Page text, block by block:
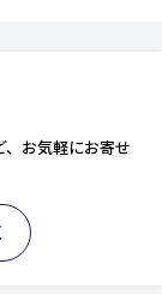
お気軽にお寄せ